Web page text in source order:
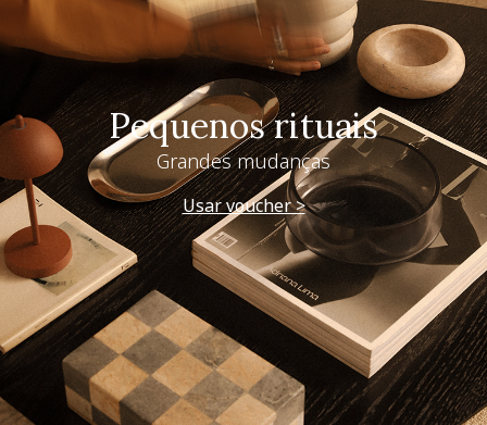
Pequenos rituais
Grandes mudanças
Usar voucher >